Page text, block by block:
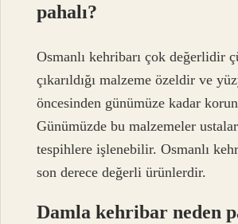
pahalı?
Osmanlı kehribarı çok değerlidir
çıkarıldığı malzeme özeldir ve
öncesinden günümüze kadar
Günümüzde bu malzemeler
tespihlere işlenebilir. Osmanlı
​​son derece değerli ürünlerdir.
Damla kehribar neden